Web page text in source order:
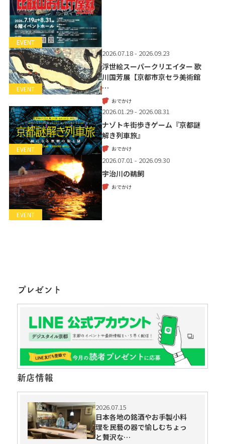
EVENT
EVENT
2026.07.18 - 2026.09.23
浮世絵スーパークリエイター 歌
川国芳展【京都市京セラ美術館
…
おでかけ
EVENT
2026.01.29 - 2026.08.31
ナゾトキ街歩きゲーム『京都謎
解き列車旅』
おでかけ
EVENT
2026.07.01 - 2026.09.30
宇治川の鵜飼
おでかけ
プレゼント
新店情報
2026.07.15
日本各地の銘酒やお手製小料
理を民藝の器で愉しむちょっ
と贅沢な…